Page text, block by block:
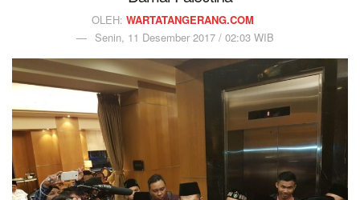
OLEH: WARTATANGERANG.COM
Senin, 11 Desember 2017 / 02:03 WIB